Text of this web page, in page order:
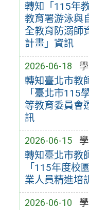
轉知「115年
教育署游泳與
全教育防溺師
計畫」資訊
2026-06-18
轉知臺北市教
「臺北市115
等教育委員會
訊
2026-06-15
轉知臺北市教
「115年度校
業人員精進培
2026-06-10